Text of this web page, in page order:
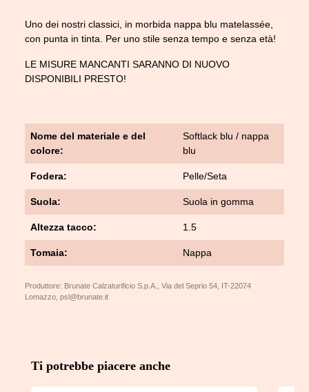
Uno dei nostri classici, in morbida nappa blu matelassée,
con punta in tinta. Per uno stile senza tempo e senza età!
LE MISURE MANCANTI SARANNO DI NUOVO
DISPONIBILI PRESTO!
Nome del materiale e del
colore:
Softlack blu / nappa
blu
Fodera: Pelle/Seta
Suola: Suola in gomma
Altezza tacco: 1.5
Tomaia: Nappa
Produttore: Brunate Calzaturificio S.p.A., Via del Seprio 54, IT-22074
Lomazzo, psl@brunate.it
Salta la galleria dei prodotti
Ti potrebbe piacere anche